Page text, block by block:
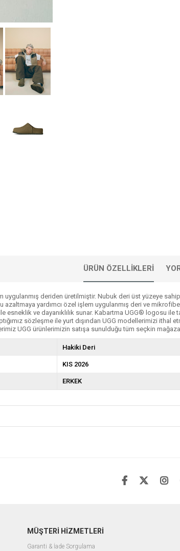
ÜRÜN ÖZELLIKLERI
deriden üretilmiştir. Nubuk deri üst yüzeye
azaltmaya yardımcı özel işlem uygulanmış deri ve
esneklik ve dayanıklılık sunar. Kabartma UGG® logosu ile
sözleşme ile yurt dışından UGG modellerimizi ithal
UGG ürünlerimizin satışa sunulduğu tüm seçkin
Hakiki Deri
KIS 2026
ERKEK
MÜŞTERİ HİZMETLERİ
Garanti & İade Sorgulama